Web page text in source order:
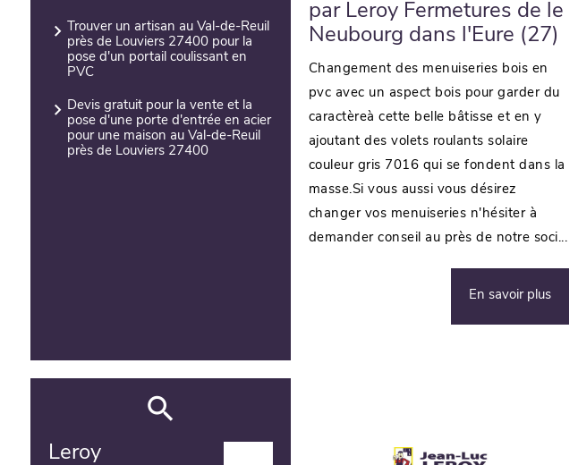
Trouver un artisan au Val-de-Reuil
près de Louviers 27400 pour la
pose d'un portail coulissant en
PVC
Devis gratuit pour la vente et la
pose d'une porte d'entrée en acier
pour une maison au Val-de-Reuil
près de Louviers 27400
par Leroy Fermetures de le
Neubourg dans l'Eure (27)
Changement des menuiseries bois en
pvc avec un aspect bois pour garder du
caractèreà cette belle bâtisse et en y
ajoutant des volets roulants solaire
couleur gris 7016 qui se fondent dans la
masse.Si vous aussi vous désirez
changer vos menuiseries n'hésiter à
demander conseil au près de notre soci...
En savoir plus
Leroy